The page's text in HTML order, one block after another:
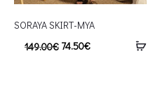
SORAYA SKIRT-MYA
149.00€ 74.50€